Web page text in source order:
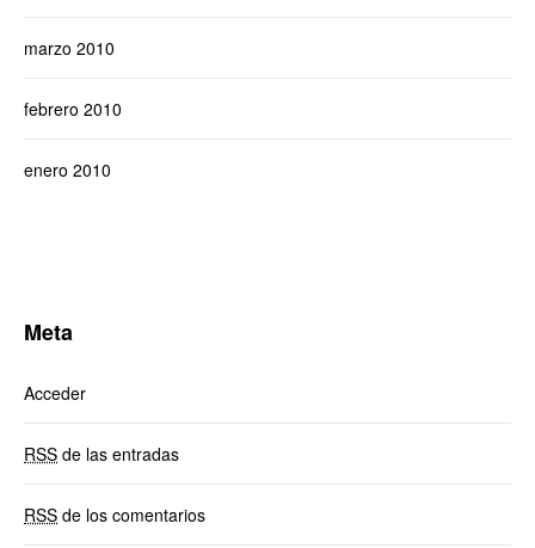
marzo 2010
febrero 2010
enero 2010
Meta
Acceder
RSS de las entradas
RSS de los comentarios